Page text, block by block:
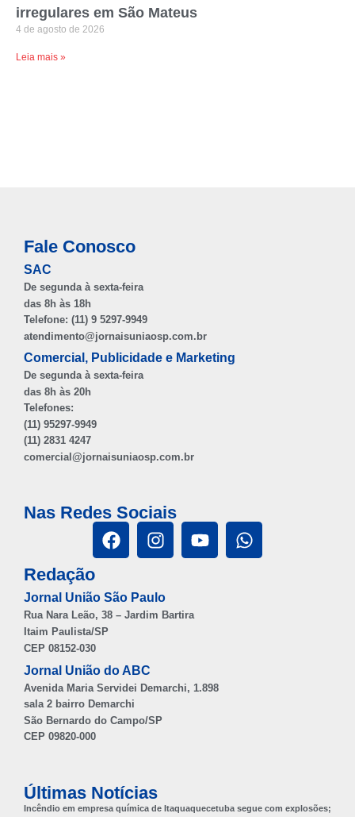
irregulares em São Mateus
4 de agosto de 2026
Leia mais »
Fale Conosco
SAC
De segunda à sexta-feira
das 8h às 18h
Telefone: (11) 9 5297-9949
atendimento@jornaisuniaosp.com.br
Comercial, Publicidade e Marketing
De segunda à sexta-feira
das 8h às 20h
Telefones:
(11) 95297-9949
(11) 2831 4247
comercial@jornaisuniaosp.com.br
Nas Redes Sociais
Redação
Jornal União São Paulo
Rua Nara Leão, 38 – Jardim Bartira
Itaim Paulista/SP
CEP 08152-030
Jornal União do ABC
Avenida Maria Servidei Demarchi, 1.898
sala 2 bairro Demarchi
São Bernardo do Campo/SP
CEP 09820-000
Últimas Notícias
Incêndio em empresa química de Itaquaquecetuba segue com explosões;